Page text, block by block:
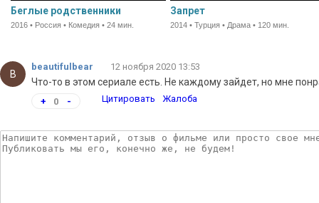
Беглые родственники
2016 • Россия • Комедия • 24 мин.
Запрет
2014 • Турция • Драма • 120 мин.
B
beautifulbear 12 ноября 2020 13:53
Что-то в этом сериале есть. Не каждому зайдет, но мне
+ 0 - Цитировать Жалоба